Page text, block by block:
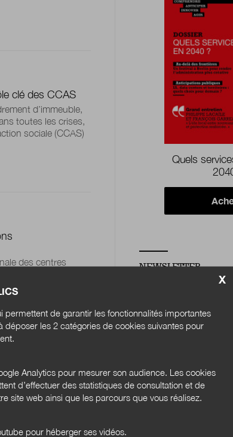
clé des CCAS
d’immeuble,
toutes les crises,
sociale (CCAS)
des centres
Quels
NEWSLETTER
Renseignez votre
l'actualité de la
Email *
Bloc Bannières
X
de garantir les fonctionnalités importantes
les 2 catégories de cookies suivantes pour
Analytics pour mesurer son audience. Les cookies
d’effectuer des statistiques de consultation et de
site web ainsi que les parcours que vous réalisez.
pour héberger ses vidéos.